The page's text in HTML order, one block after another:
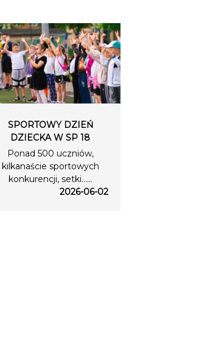
SPORTOWY DZIEŃ
DZIECKA W SP 18
Ponad 500 uczniów,
kilkanaście sportowych
konkurencji, setki…...
2026-06-02